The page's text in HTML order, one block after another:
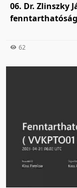
06. Dr. Zlinszky
fenntarthatóság
62